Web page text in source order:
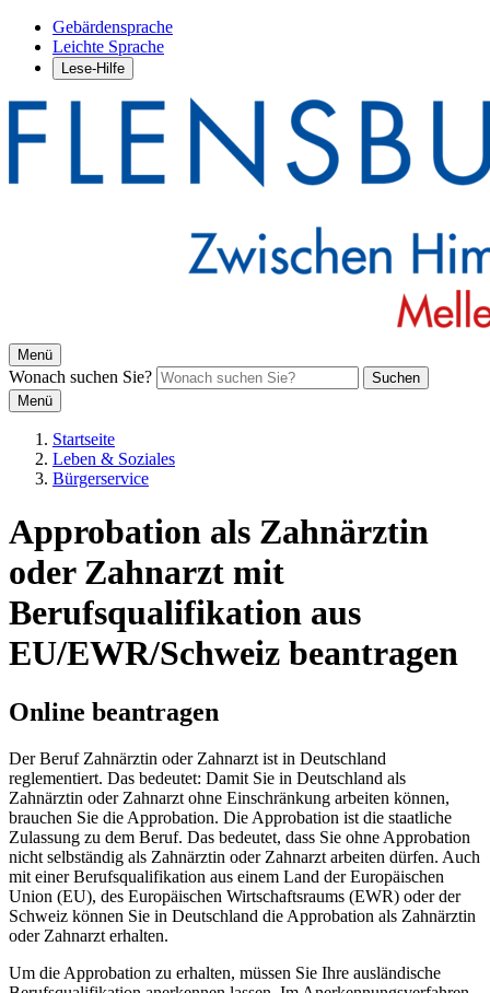
Gebärdensprache
Leichte Sprache
Lese-Hilfe
Menü
Wonach suchen Sie?
Suchen
Menü
Startseite
Leben & Soziales
Bürgerservice
Approbation als Zahnärztin
oder Zahnarzt mit
Berufsqualifikation aus
EU/EWR/Schweiz beantragen
Online beantragen
Der Beruf Zahnärztin oder Zahnarzt ist in Deutschland
reglementiert. Das bedeutet: Damit Sie in Deutschland als
Zahnärztin oder Zahnarzt ohne Einschränkung arbeiten können,
brauchen Sie die Approbation. Die Approbation ist die staatliche
Zulassung zu dem Beruf. Das bedeutet, dass Sie ohne Approbation
nicht selbständig als Zahnärztin oder Zahnarzt arbeiten dürfen. Auch
mit einer Berufsqualifikation aus einem Land der Europäischen
Union (EU), des Europäischen Wirtschaftsraums (EWR) oder der
Schweiz können Sie in Deutschland die Approbation als Zahnärztin
oder Zahnarzt erhalten.
Um die Approbation zu erhalten, müssen Sie Ihre ausländische